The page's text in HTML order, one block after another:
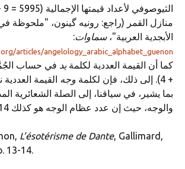
منازل القمر (راجع: رونيه گينون، "ملحوظة
الأبجدية العربية"،سماوات:
articles/angelology_arabic_alphabet_guenon
كما أن القيمة العددية لكلمةيد
+ 4). إلى ذلك، فإن لكلمة
وجه
بما يشير، في سياقنا، إلى الصلة الشعائرية
والوجه، حيث إن عدد عظام الوجه هو كذلك 14. (المحرِّر)
L’ésotérisme de Dante, Gallimard,
13-14.